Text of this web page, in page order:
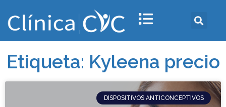
Etiqueta: Kyleena precio
DISPOSITIVOS ANTICONCEPTIVOS